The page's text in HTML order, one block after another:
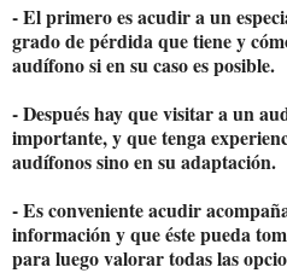
- El primero es acudir a un
grado de pérdida que tiene y
audífono si en su caso es posible.
- Después hay que visitar a un
importante, y que tenga
audífonos sino en su adaptación.
- Es conveniente acudir
información y que éste pueda
para luego valorar todas las